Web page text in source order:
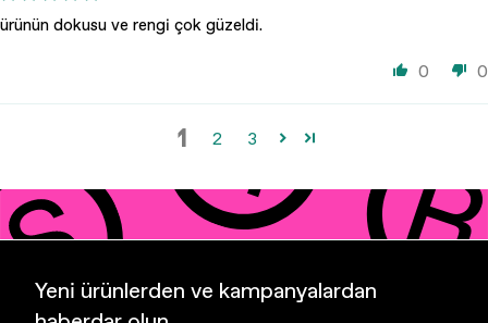
ürünün dokusu ve rengi çok güzeldi.
0 0
1 2 3
Yeni ürünlerden ve kampanyalardan